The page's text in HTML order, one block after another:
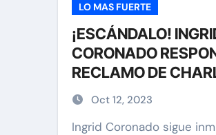
LO MAS FUERTE
¡ESCÁNDALO!
CORONADO
RECLAMO DE
POR FILTRAR
SU PLEITO LEGAL A
Oct 12, 2023
Ingrid Coronado sigue inmiscuida en el